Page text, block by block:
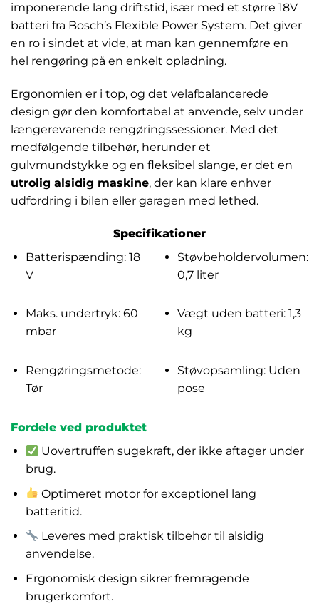
imponerende lang driftstid, især med et større 18V
batteri fra Bosch’s Flexible Power System. Det giver
en ro i sindet at vide, at man kan gennemføre en
hel rengøring på en enkelt opladning.
Ergonomien er i top, og det velafbalancerede
design gør den komfortabel at anvende, selv under
længerevarende rengøringssessioner. Med det
medfølgende tilbehør, herunder et
gulvmundstykke og en fleksibel slange, er det en
utrolig alsidig maskine, der kan klare enhver
udfordring i bilen eller garagen med lethed.
Specifikationer
Batterispænding: 18
V
Støvbeholdervolumen:
0,7 liter
Maks. undertryk: 60
mbar
Vægt uden batteri: 1,3
kg
Rengøringsmetode:
Tør
Støvopsamling: Uden
pose
Fordele ved produktet
Uovertruffen sugekraft, der ikke aftager under
brug.
Optimeret motor for exceptionel lang
batteritid.
Leveres med praktisk tilbehør til alsidig
anvendelse.
Ergonomisk design sikrer fremragende
brugerkomfort.